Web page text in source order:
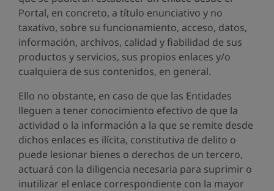
Portal, en concreto, a título enunciativo y no
taxativo, sobre su funcionamiento, acceso, datos,
información, archivos, calidad y fiabilidad de sus
productos y servicios, sus propios enlaces y/o
cualquiera de sus contenidos, en general.
Ello no obstante, en caso de que las Entidades
lleguen a tener conocimiento efectivo de que la
actividad o la información a la que se remite desde
dichos enlaces es ilícita, constitutiva de delito o
puede lesionar bienes o derechos de un tercero,
actuará con la diligencia necesaria para suprimir o
inutilizar el enlace correspondiente con la mayor